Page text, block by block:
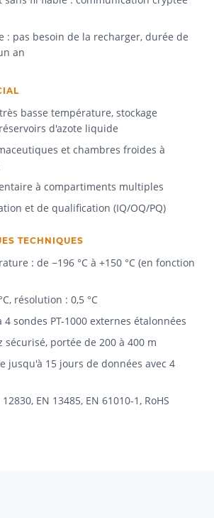
: pas besoin de la recharger, durée de
an
basse température, stockage
d'azote liquide
et chambres froides à
à compartiments multiples
et de qualification (IQ/OQ/PQ)
TECHNIQUES
: de −196 °C à +150 °C (en fonction
résolution : 0,5 °C
4 sondes PT-1000 externes étalonnées
sécurisé, portée de 200 à 400 m
jusqu'à 15 jours de données avec 4
EN 13485, EN 61010-1, RoHS